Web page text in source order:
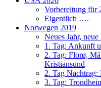
Vorbereitung für
Eigentlich ….
Norwegen 2019
Neues Jahr,
1. Tag: Ankunft
2. Tag: Florø,
Kristiansund
2. Tag Nachtrag:
3. Tag: